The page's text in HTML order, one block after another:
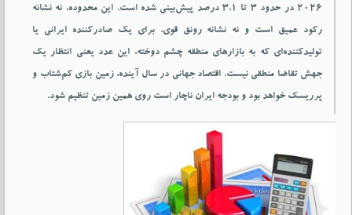
۲۰۲۶ در حدود ۳ تا ۳.۱ درصد پیش‌بینی شده است. این محدوده، نه نشانه
رکود عمیق است و نه نشانه رونق قوی. برای یک صادرکننده ایرانی یا
تولیدکننده‌ای که به بازارهای منطقه چشم دوخته، این عدد یعنی انتظار یک
جهش تقاضا منطقی نیست. اقتصاد جهانی در سال آینده، زمین بازی کم‌شتاب و
پرریسک خواهد بود و بودجه ایران ناچار است روی همین زمین تنظیم شود.